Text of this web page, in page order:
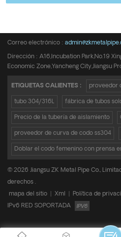
Correo electrónico :
Dirección : A16,Incubation Park,No.19
Economic Zone,Yancheng City,Jiangsu
ETIQUETAS CALIENTES : proveedor
tubo 304/316L fábrica de tubos
Precio de la tubería de aislamiento
proveedor de curva de codo ss304
Doblar el codo femenino con prensa
© 2026 Jiangsu ZK Metal Pipe Co.,
derechos .
mapa del sitio
Xml Política de
IPv6 RED SOPORTADA